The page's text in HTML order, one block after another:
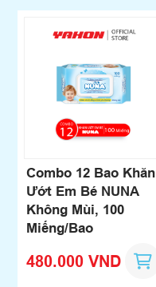
Combo 12 Bao Khăn
Ướt Em Bé NUNA
Không Mùi, 100
Miếng/Bao
480.000 VND